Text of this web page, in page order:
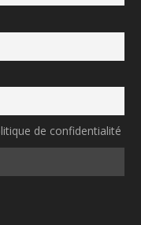
de confidentialité